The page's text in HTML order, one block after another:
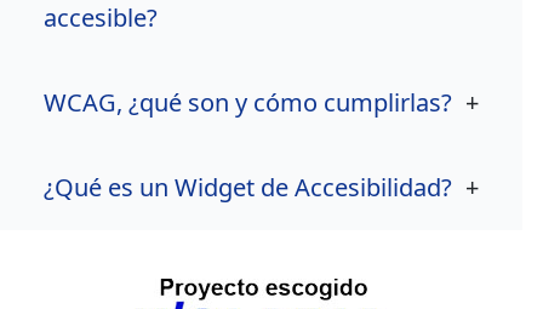
accesible?
WCAG, ¿qué son y cómo cumplirlas? +
¿Qué es un Widget de Accesibilidad? +